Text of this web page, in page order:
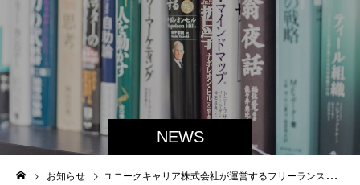
NEWS
お知らせ ユニークキャリア株式会社が運営するフリーランスの攻略本に掲載されました